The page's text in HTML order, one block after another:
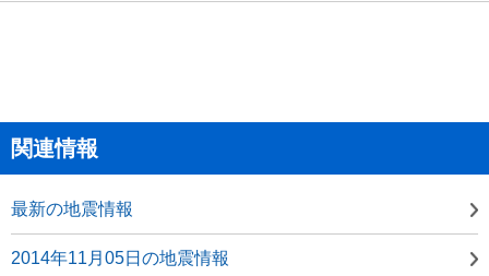
関連情報
最新の地震情報
2014年11月05日の地震情報